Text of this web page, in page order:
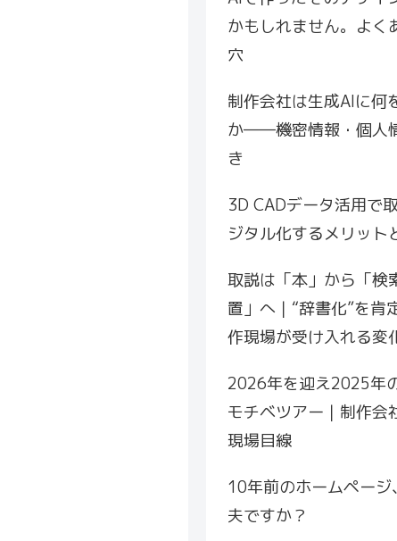
かもしれません。よく
穴
制作会社は生成AIに何
か――機密情報・個人
き
3D CADデータ活用で
ジタル化するメリット
取説は「本」から「検
置」へ｜“辞書化”を肯
作現場が受け入れる変
2026年を迎え2025年
モチベツアー｜制作会
現場目線
10年前のホームペー
夫ですか？